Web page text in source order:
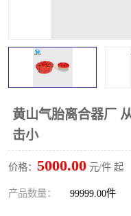
黄山气胎离合器厂
击小
价格： 5000.00 元/件 起
产品数量： 99999.00件